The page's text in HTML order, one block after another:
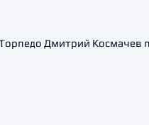
Дмитрий Космачев